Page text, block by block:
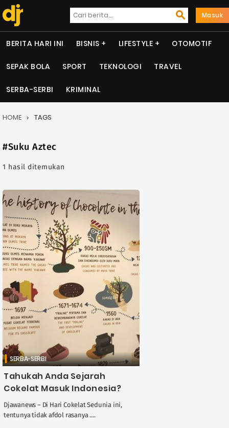
Masuk
BERITA HARI INI BISNIS LIFESTYLE OTOMOTIF
SEPAK BOLA SPORT TEKNOLOGI TRAVEL
SERBA-SERBI KRIMINAL
HOME TAGS
#Suku Aztec
1 hasil ditemukan
SERBA-SERBI
Tahukah Anda Sejarah
Cokelat Masuk Indonesia?
Djawanews – Di Hari Cokelat Sedunia ini,
tentunya tidak afdol rasanya ....